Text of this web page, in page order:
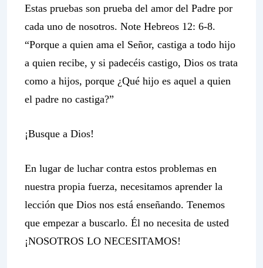
Estas pruebas son prueba del amor del Padre por
cada uno de nosotros. Note Hebreos 12: 6-8.
“Porque a quien ama el Señor, castiga a todo hijo
a quien recibe, y si padecéis castigo, Dios os trata
como a hijos, porque ¿Qué hijo es aquel a quien
el padre no castiga?”
¡Busque a Dios!
En lugar de luchar contra estos problemas en
nuestra propia fuerza, necesitamos aprender la
lección que Dios nos está enseñando. Tenemos
que empezar a buscarlo. Él no necesita de usted
¡NOSOTROS LO NECESITAMOS!